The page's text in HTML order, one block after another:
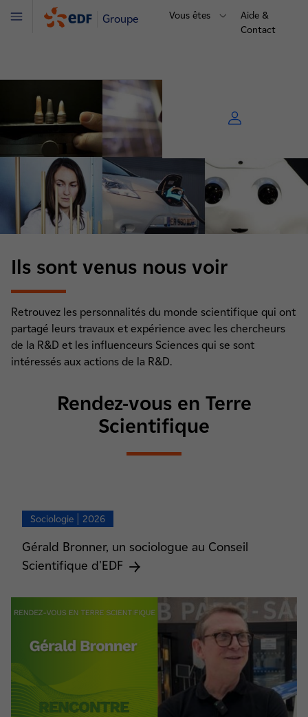
Groupe Vous êtes
Aide &
Contact
Menu
Ils sont venus nous voir
Retrouvez les personnalités du monde scientifique qui ont
partagé leurs travaux et expérience avec les chercheurs
de la R&D et les influenceurs Sciences qui se sont
intéressés aux actions de la R&D.
Rendez-vous en Terre
Scientifique
Sociologie | 2026
Gérald Bronner, un sociologue au Conseil
Scientifique d'EDF